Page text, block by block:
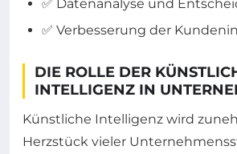
✅ Datenanalyse und
✅ Verbesserung der
DIE ROLLE DER
INTELLIGENZ IN
Künstliche Intelligenz wird
Herzstück vieler